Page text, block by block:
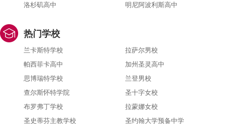
洛杉矶高中
明尼阿波利斯高中
热门学校
兰卡斯特学校
拉萨尔男校
帕西菲卡高中
加州圣灵高中
思博瑞特学校
兰登男校
查尔斯怀特学院
圣十字女校
布罗弗丁学校
拉蒙娜女校
圣史蒂芬主教学校
圣约翰大学预备中学